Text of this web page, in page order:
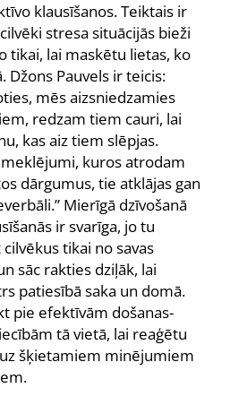
klausīšanos. Teiktais ir
stresa situācijās bieži
tikai, lai maskētu lietas, ko
Džons Pauvels ir teicis:
mēs aizsniedzamies
redzam tiem cauri, lai
kas aiz tiem slēpjas.
meklējumi, kuros atrodam
dārgumus, tie atklājas gan
Mierīgā dzīvošanā
ir svarīga, jo tu
tikai no savas
sāc rakties dziļāk, lai
patiesībā saka un domā.
pie efektīvām došanas-
tā vietā, lai reaģētu
šķietamiem minējumiem